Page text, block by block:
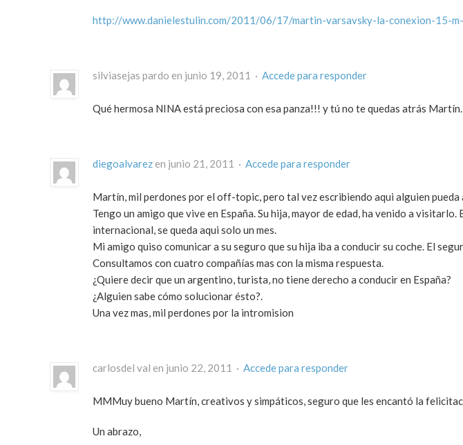
http://www.danielestulin.com/2011/06/17/martin-varsavsky-la-conexion-15-
silviasejas pardo en junio 19, 2011 · Accede para responder
Qué hermosa NINA está preciosa con esa panza!!! y tú no te quedas atrás
diegoalvarez en junio 21, 2011 · Accede para responder
Martín, mil perdones por el off-topic, pero tal vez escribiendo aqui alguien pueda
Tengo un amigo que vive en España. Su hija, mayor de edad, ha venido a
internacional, se queda aqui solo un mes.
Mi amigo quiso comunicar a su seguro que su hija iba a conducir su coche. El
Consultamos con cuatro compañías mas con la misma respuesta.
¿Quiere decir que un argentino, turista, no tiene derecho a conducir en España?
¿Alguien sabe cómo solucionar ésto?.
Una vez mas, mil perdones por la intromision
carlosdel val en junio 22, 2011 · Accede para responder
MMMuy bueno Martín, creativos y simpáticos, seguro que les encantó la
Un abrazo,